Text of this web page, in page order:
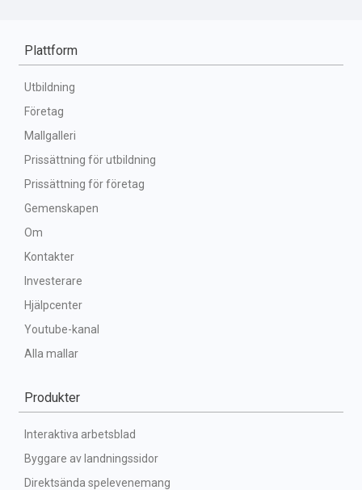
Plattform
Utbildning
Företag
Mallgalleri
Prissättning för utbildning
Prissättning för företag
Gemenskapen
Om
Kontakter
Investerare
Hjälpcenter
Youtube-kanal
Alla mallar
Produkter
Interaktiva arbetsblad
Byggare av landningssidor
Direktsända spelevenemang